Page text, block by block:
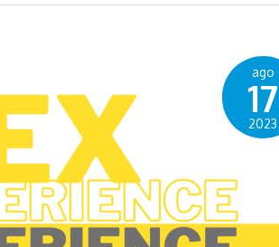
ago
17
2023